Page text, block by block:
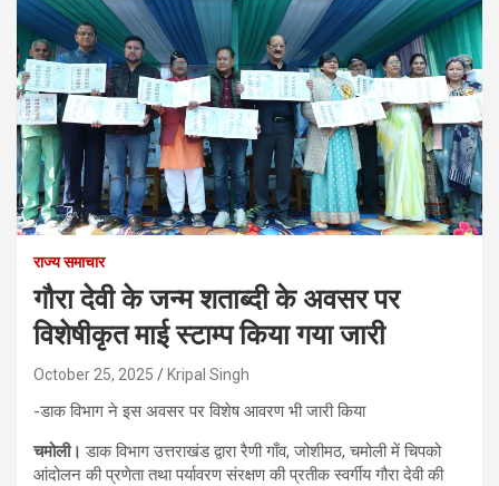
राज्य समाचार
गौरा देवी के जन्म शताब्दी के अवसर पर
विशेषीकृत माई स्टाम्प किया गया जारी
October 25, 2025 Kripal Singh
-डाक विभाग ने इस अवसर पर विशेष आवरण भी जारी किया
चमोली। डाक विभाग उत्तराखंड द्वारा रैणी गाँव, जोशीमठ, चमोली में चिपको
आंदोलन की प्रणेता तथा पर्यावरण संरक्षण की प्रतीक स्वर्गीय गौरा देवी की